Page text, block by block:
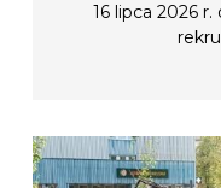
16 lipca 2026